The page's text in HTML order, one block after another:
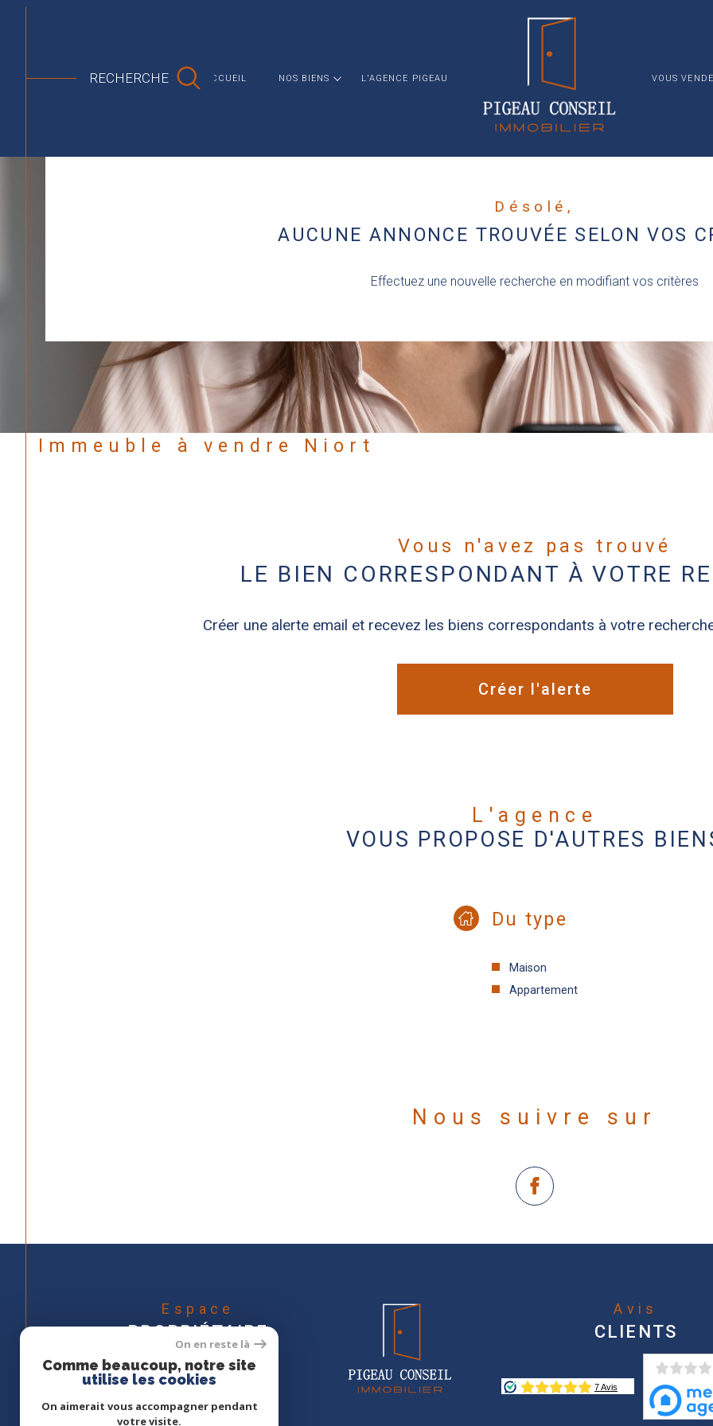
ACCUEIL NOS BIENS L'AGENCE PIGEAU VOUS
RECHERCHE
Désolé,
AUCUNE ANNONCE TROUVÉE SELON VOS
Effectuez une nouvelle recherche en modifiant vos critères
Immeuble à vendre Niort
Vous n'avez pas trouvé
LE BIEN CORRESPONDANT À VOTRE
Créer une alerte email et recevez les biens correspondants à votre
Créer l'alerte
L'agence
VOUS PROPOSE D'AUTRES
Du type
Maison
Appartement
Nous suivre sur
Espace
PROPRIÉTAIRE
Se connecter
Avis
CLIENTS
On en reste là
Comme beaucoup, notre site
utilise les cookies
On aimerait vous accompagner pendant
votre visite.